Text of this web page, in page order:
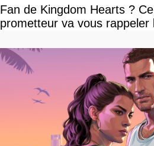
Fan de Kingdom Hearts ?
prometteur va vous rappeler